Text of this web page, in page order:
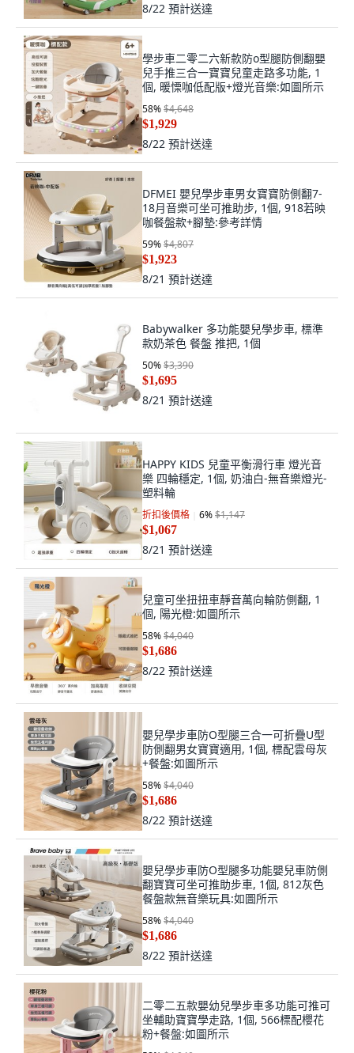
8/22 預計送達
學步車二零二六新款防o型腿防側翻嬰
兒手推三合一寶寶兒童走路多功能, 1
個, 暖慄咖低配版+燈光音樂:如圖所示
58%$4,648
$1,929
8/22 預計送達
DFMEI 嬰兒學步車男女寶寶防側翻7-
18月音樂可坐可推助步, 1個, 918若映
咖餐盤款+腳墊:參考詳情
59%$4,807
$1,923
8/21 預計送達
Babywalker 多功能嬰兒學步車, 標準
款奶茶色 餐盤 推把, 1個
50%$3,390
$1,695
8/21 預計送達
HAPPY KIDS 兒童平衡滑行車 燈光音
樂 四輪穩定, 1個, 奶油白-無音樂燈光-
塑料輪
折扣後價格 6%$1,147
$1,067
8/21 預計送達
兒童可坐扭扭車靜音萬向輪防側翻, 1
個, 陽光橙:如圖所示
58%$4,040
$1,686
8/22 預計送達
嬰兒學步車防O型腿三合一可折疊U型
防側翻男女寶寶適用, 1個, 標配雲母灰
+餐盤:如圖所示
58%$4,040
$1,686
8/22 預計送達
嬰兒學步車防O型腿多功能嬰兒車防側
翻寶寶可坐可推助步車, 1個, 812灰色
餐盤款無音樂玩具:如圖所示
58%$4,040
$1,686
8/22 預計送達
二零二五款嬰幼兒學步車多功能可推可
坐輔助寶寶學走路, 1個, 566標配櫻花
粉+餐盤:如圖所示